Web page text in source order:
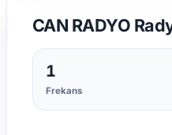
CAN RADYO
1
Frekans